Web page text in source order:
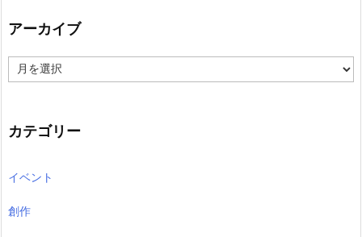
アーカイブ
ー
ブ
カテゴリー
イベント
創作